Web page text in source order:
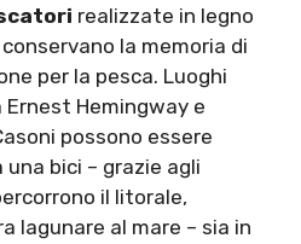
realizzate in legno
la memoria di
per la pesca. Luoghi
Hemingway e
possono essere
bici – grazie agli
il litorale,
lagunare al mare – sia in